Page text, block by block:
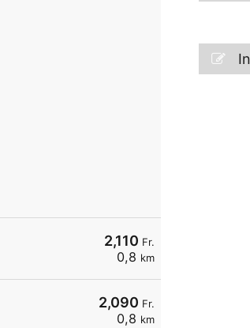
2,110 Fr.
0,8 km
2,090 Fr.
0,8 km